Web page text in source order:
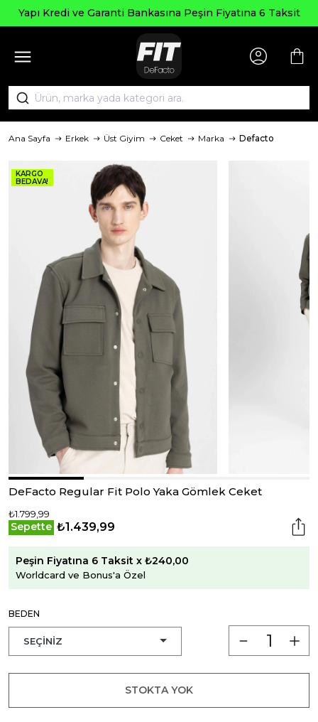
Yapı Kredi ve Garanti Bankasına Peşin Fiyatına 6 Taksit
Ana Sayfa Erkek Üst Giyim Ceket Marka Defacto
KARGO
BEDAVA!
DeFacto Regular Fit Polo Yaka Gömlek Ceket
₺1.799,99
Sepette ₺1.439,99
Peşin Fiyatına 6 Taksit x ₺240,00
Worldcard ve Bonus'a Özel
BEDEN
STOKTA YOK